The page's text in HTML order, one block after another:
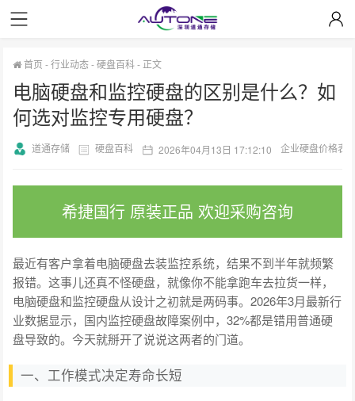
首页 -行业动态-硬盘百科- 正文
电脑硬盘和监控硬盘的区别是什么？如
何选对监控专用硬盘？
道通存储 硬盘百科 2026年04月13日 17:12:10 企业硬盘价格表
希捷国行 原装正品 欢迎采购咨询
最近有客户拿着电脑硬盘去装监控系统，结果不到半年就频繁
报错。这事儿还真不怪硬盘，就像你不能拿跑车去拉货一样，
电脑硬盘和监控硬盘从设计之初就是两码事。2026年3月最新行
业数据显示，国内监控硬盘故障案例中，32%都是错用普通硬
盘导致的。今天就掰开了说说这两者的门道。
一、工作模式决定寿命长短